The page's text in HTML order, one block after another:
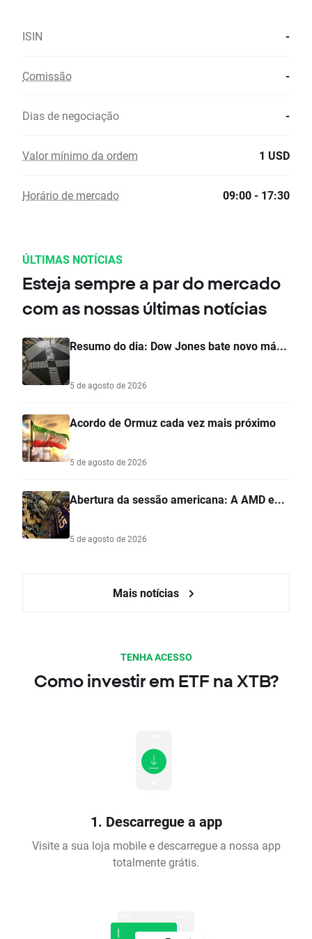
ISIN -
Comissão -
Dias de negociação -
Valor mínimo da ordem 1 USD
Horário de mercado 09:00 - 17:30
ÚLTIMAS NOTÍCIAS
Esteja sempre a par do mercado
com as nossas últimas notícias
Resumo do dia: Dow Jones bate novo má...
5 de agosto de 2026
Acordo de Ormuz cada vez mais próximo
5 de agosto de 2026
Abertura da sessão americana: A AMD e...
5 de agosto de 2026
Mais notícias
TENHA ACESSO
Como investir em ETF na XTB?
1. Descarregue a app
Visite a sua loja mobile e descarregue a nossa app
totalmente grátis.